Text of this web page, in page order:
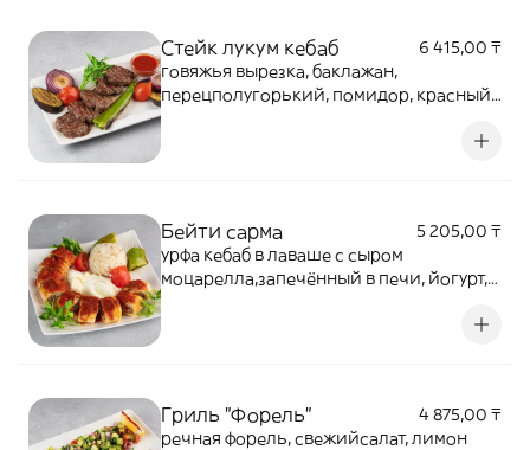
Стейк лукум кебаб
6 415,00 ₸
говяжья вырезка, баклажан,
перецполугорький, помидор, красный
Бейти сарма
5 205,00 ₸
урфа кебаб в лаваше с сыром
моцарелла,запечённый в печи, йогурт,
Гриль "Форель"
4 875,00 ₸
речная форель, свежийсалат, лимон